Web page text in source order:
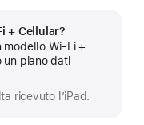
+ Cellular?
modello Wi-Fi +
un piano dati
ricevuto l’iPad.